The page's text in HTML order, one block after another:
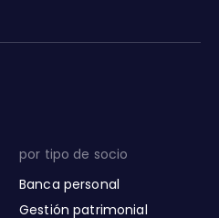
por tipo de socio
Banca personal
Gestión patrimonial